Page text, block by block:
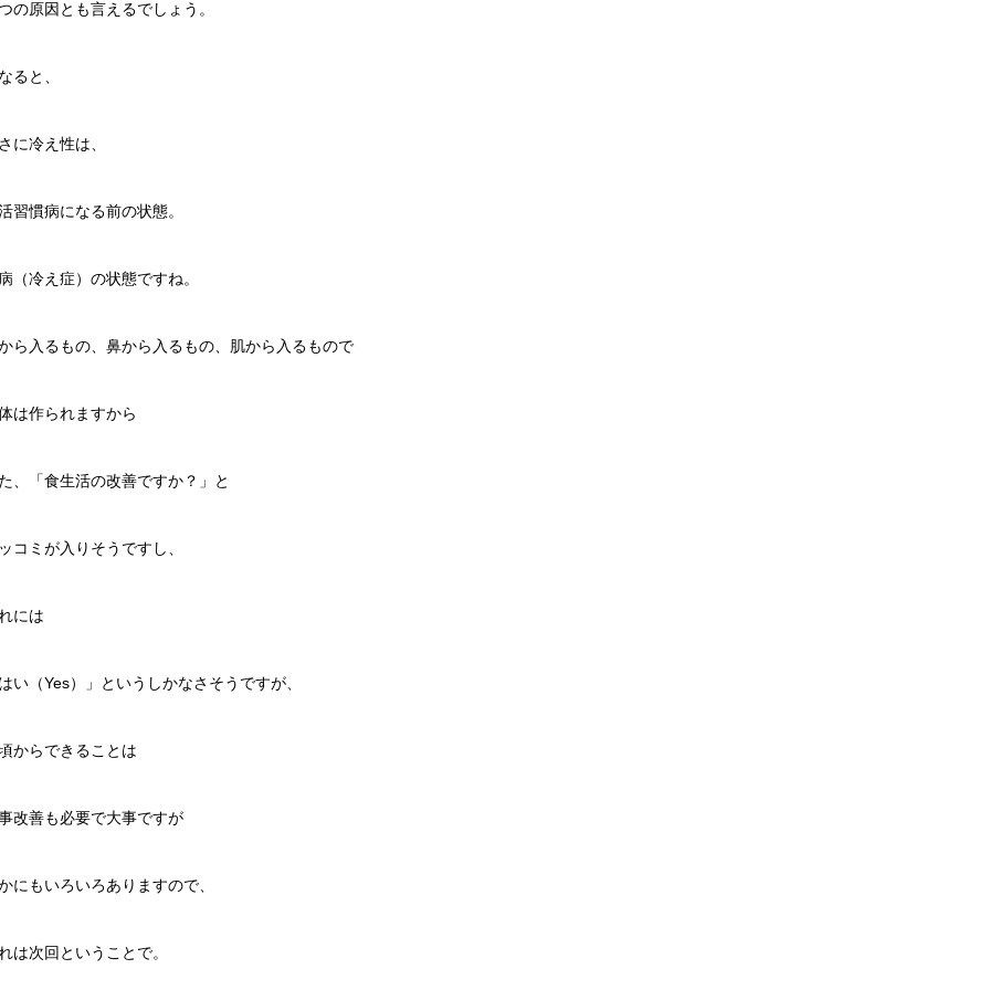
の原因とも言えるでしょう。
ると、
に冷え性は、
習慣病になる前の状態。
（冷え症）の状態ですね。
ら入るもの、鼻から入るもの、肌から入るもので
は作られますから
、「食生活の改善ですか？」と
コミが入りそうですし、
には
はい（Yes）」というしかなさそうですが、
からできることは
改善も必要で大事ですが
にもいろいろありますので、
は次回ということで。